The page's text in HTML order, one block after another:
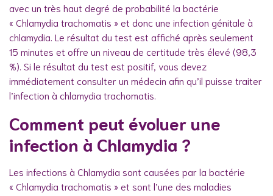
avec un très haut degré de probabilité la bactérie
« Chlamydia trachomatis » et donc une infection génitale à
chlamydia. Le résultat du test est affiché après seulement
15 minutes et offre un niveau de certitude très élevé (98,3
%). Si le résultat du test est positif, vous devez
immédiatement consulter un médecin afin qu’il puisse traiter
l’infection à chlamydia trachomatis.
Comment peut évoluer une
infection à Chlamydia ?
Les infections à Chlamydia sont causées par la bactérie
« Chlamydia trachomatis » et sont l’une des maladies